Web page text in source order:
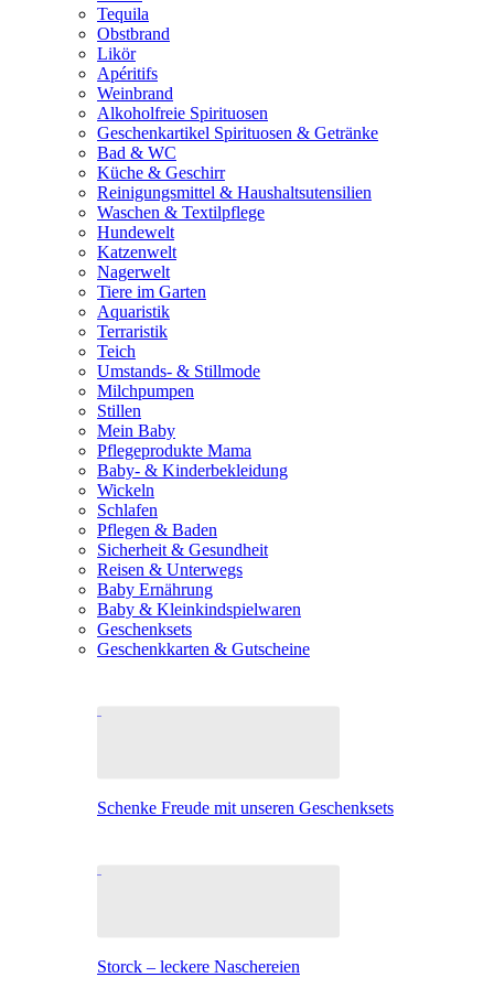
Tequila
Obstbrand
Likör
Apéritifs
Weinbrand
Alkoholfreie Spirituosen
Geschenkartikel Spirituosen & Getränke
Bad & WC
Küche & Geschirr
Reinigungsmittel & Haushaltsutensilien
Waschen & Textilpflege
Hundewelt
Katzenwelt
Nagerwelt
Tiere im Garten
Aquaristik
Terraristik
Teich
Umstands- & Stillmode
Milchpumpen
Stillen
Mein Baby
Pflegeprodukte Mama
Baby- & Kinderbekleidung
Wickeln
Schlafen
Pflegen & Baden
Sicherheit & Gesundheit
Reisen & Unterwegs
Baby Ernährung
Baby & Kleinkindspielwaren
Geschenksets
Geschenkkarten & Gutscheine
Schenke Freude mit unseren Geschenksets
Storck – leckere Naschereien